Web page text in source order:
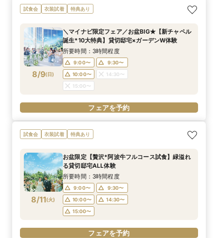
試食会 衣装試着 特典あり
8/9(日)
＼マイナビ限定フェア／お盆BIG★【新チャペル
誕生*10大特典】貸切邸宅×ガーデンW体験
所要時間：3時間程度
9:00〜
9:30〜
10:00〜
14:30〜
15:00〜
フェアを予約
試食会 衣装試着 特典あり
8/11(火)
お盆限定【贅沢*阿波牛フルコース試食】緑溢れ
る貸切邸宅ALL体験
所要時間：3時間程度
9:00〜
9:30〜
10:00〜
14:30〜
15:00〜
フェアを予約